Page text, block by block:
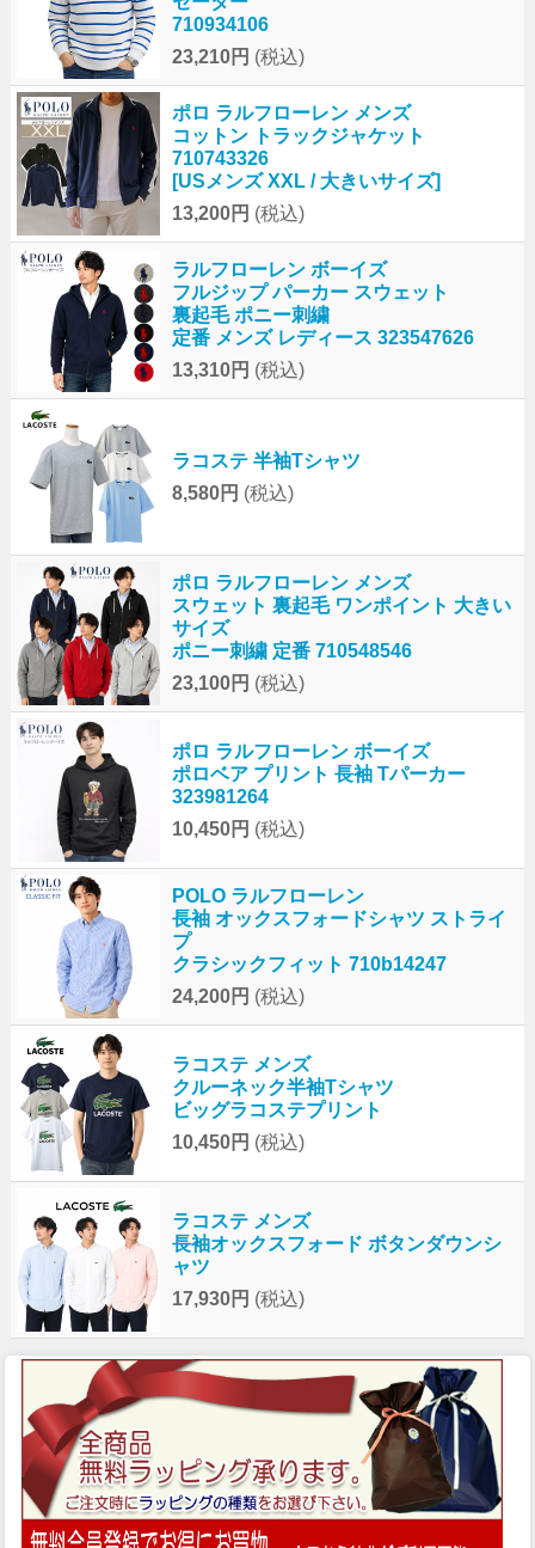
710934106
23,210円 (税込)
ポロ ラルフローレン メンズ
コットン トラックジャケット
710743326
[USメンズ XXL / 大きいサイズ]
13,200円 (税込)
ラルフローレン ボーイズ
フルジップ パーカー スウェット
裏起毛 ポニー刺繍
定番 メンズ レディース 323547626
13,310円 (税込)
ラコステ 半袖Tシャツ
8,580円 (税込)
ポロ ラルフローレン メンズ
スウェット 裏起毛 ワンポイント 大きい
サイズ
ポニー刺繍 定番 710548546
23,100円 (税込)
ポロ ラルフローレン ボーイズ
ポロベア プリント 長袖 Tパーカー
323981264
10,450円 (税込)
POLO ラルフローレン
長袖 オックスフォードシャツ ストライ
プ
クラシックフィット 710b14247
24,200円 (税込)
ラコステ メンズ
クルーネック半袖Tシャツ
ビッグラコステプリント
10,450円 (税込)
ラコステ メンズ
長袖オックスフォード ボタンダウンシ
ャツ
17,930円 (税込)